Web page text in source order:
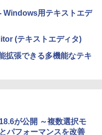
Home & Business 202
トの言葉 AI画像生成シリー
ストLabo)
イパー・カタログ: 本体ハ
7インチカラーディスプレ
イト、最大8週間持続バッ
無し、ブラック (2025年発
ーディスプレイ、64GBスト
ト機能搭載、明るさ自動調
ライト、プレミアムペン付
Windows用テキストエデ
(テキストエディタ)
拡張できる多機能なテキ
が公開 ～複数選択モ
パフォーマンスを改善